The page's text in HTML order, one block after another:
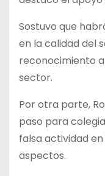
Sostuvo que
en la calidad del
reconocimiento
sector.
Por otra parte,
paso para
falsa actividad
aspectos.